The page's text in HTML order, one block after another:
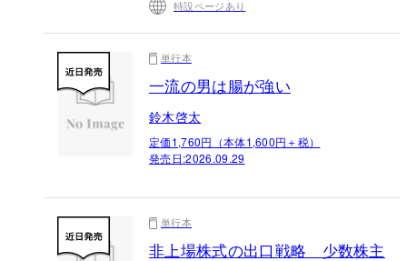
特設ページあり
単行本
一流の男は腸が強い
鈴木啓太
定価1,760円（本体1,600円＋税）
発売日:2026.09.29
単行本
非上場株式の出口戦略 少数株主